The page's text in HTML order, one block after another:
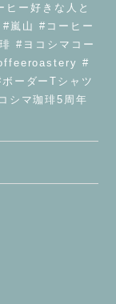
ー好きな人と
嵐山 #コーヒー
#ヨコシマコー
#
ーダーTシャツ
シマ珈琲5周年